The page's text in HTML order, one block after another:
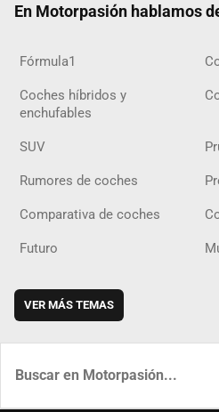
En Motorpasión hablamos
Fórmula1
Coches híbridos y
enchufables
SUV
Rumores de coches
Comparativa de coches
Futuro
VER MÁS TEMAS